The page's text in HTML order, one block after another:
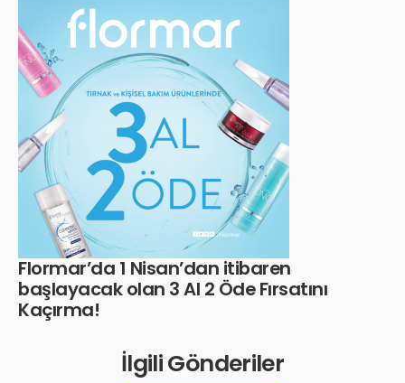
Flormar’da 1 Nisan’dan itibaren
başlayacak olan 3 Al 2 Öde Fırsatını
Kaçırma!
İlgili Gönderiler